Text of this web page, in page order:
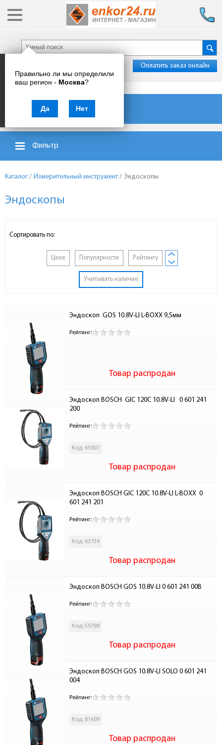
Правильно ли мы определили
ваш регион - Москва?
Да Нет
Оплатить заказ онлайн
Каталог товаров
Фильтр
Каталог / Измерительный инструмент/ Эндоскопы
Эндоскопы
Сортировать по:
Цене Популярности Рейтингу
Учитывать наличие
Эндоскоп  GOS 10.8V-LI L-BOXX 9,5мм
Рейтинг:
Товар распродан
Эндоскоп BOSCH  GIC 120C 10.8V-LI   0 601 241
200
Рейтинг:
Код: 65007
Товар распродан
Эндоскоп BOSCH GIC 120C 10.8V-LI L-BOXX  0
601 241 201
Рейтинг:
Код: 63734
Товар распродан
Эндоскоп BOSCH GOS 10.8V-LI 0 601 241 00B
Рейтинг:
Код: 59788
Товар распродан
Эндоскоп BOSCH GOS 10.8V-LI SOLO 0 601 241
004
Рейтинг:
Код: 81609
Товар распродан